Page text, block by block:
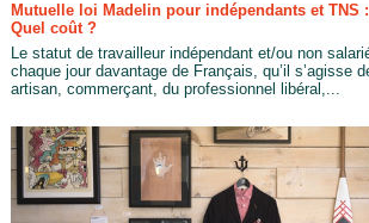
Mutuelle loi Madelin pour indépendants et
Quel coût ?
Le statut de travailleur indépendant et/ou non
chaque jour davantage de Français, qu’il s’agisse
artisan, commerçant, du professionnel libéral,...